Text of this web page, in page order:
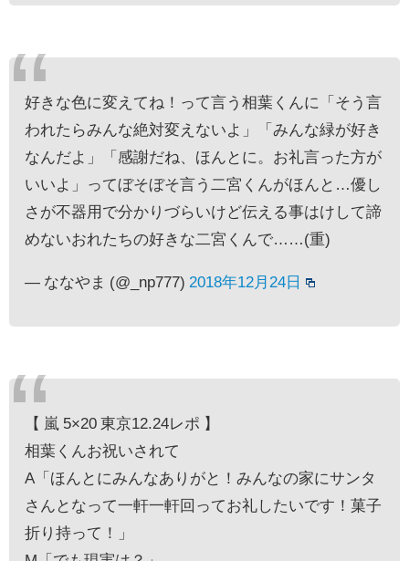
好きな色に変えてね！って言う相葉くんに「そう言
われたらみんな絶対変えないよ」「みんな緑が好き
なんだよ」「感謝だね、ほんとに。お礼言った方が
いいよ」ってぼそぼそ言う二宮くんがほんと…優し
さが不器用で分かりづらいけど伝える事はけして諦
めないおれたちの好きな二宮くんで……(重)
— ななやま (@_np777) 2018年12月24日
【 嵐 5×20 東京12.24レポ 】
相葉くんお祝いされて
A「ほんとにみんなありがと！みんなの家にサンタ
さんとなって一軒一軒回ってお礼したいです！菓子
折り持って！」